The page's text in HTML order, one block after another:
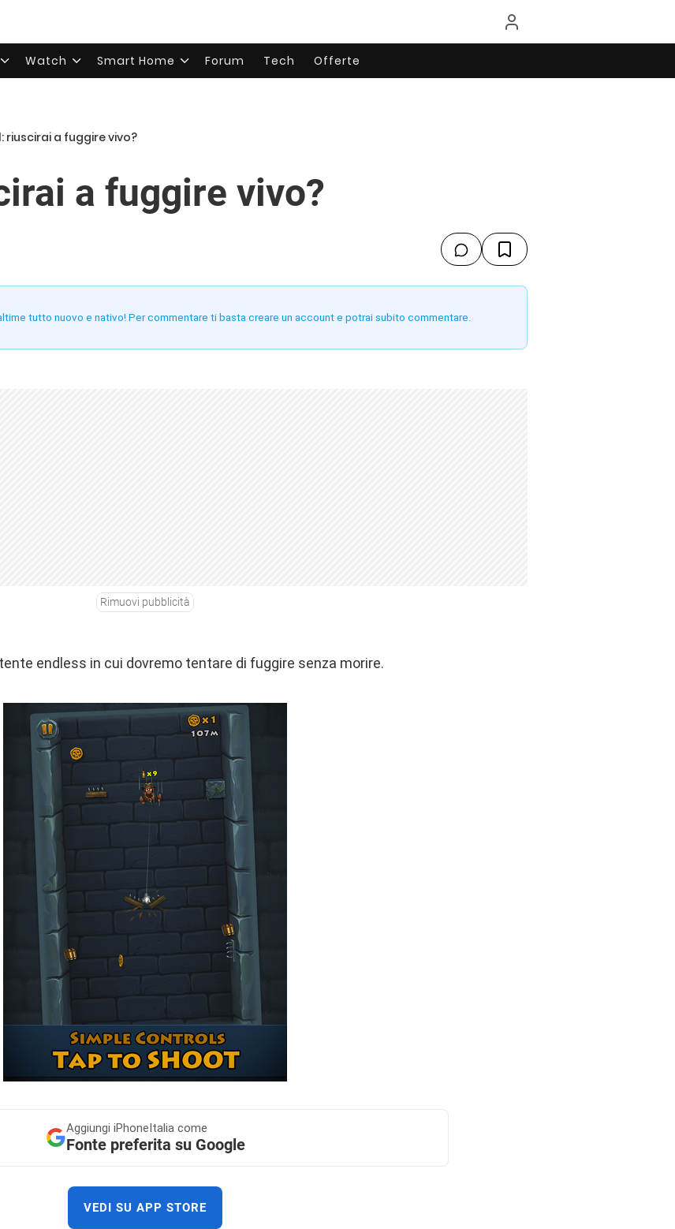
Watch Smart Home Forum Tech Offerte
riuscirai a fuggire vivo?
a fuggire vivo?
tutto nuovo e nativo! Per commentare ti basta creare un account e potrai subito commentare.
Rimuovi pubblicità
endless in cui dovremo tentare di fuggire senza morire.
Aggiungi iPhoneItalia come
Fonte preferita su Google
VEDI SU APP STORE